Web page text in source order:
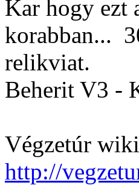
Kar hogy ezt
korabban...
relikviat.
Beherit V3 -
Végzetúr
http://